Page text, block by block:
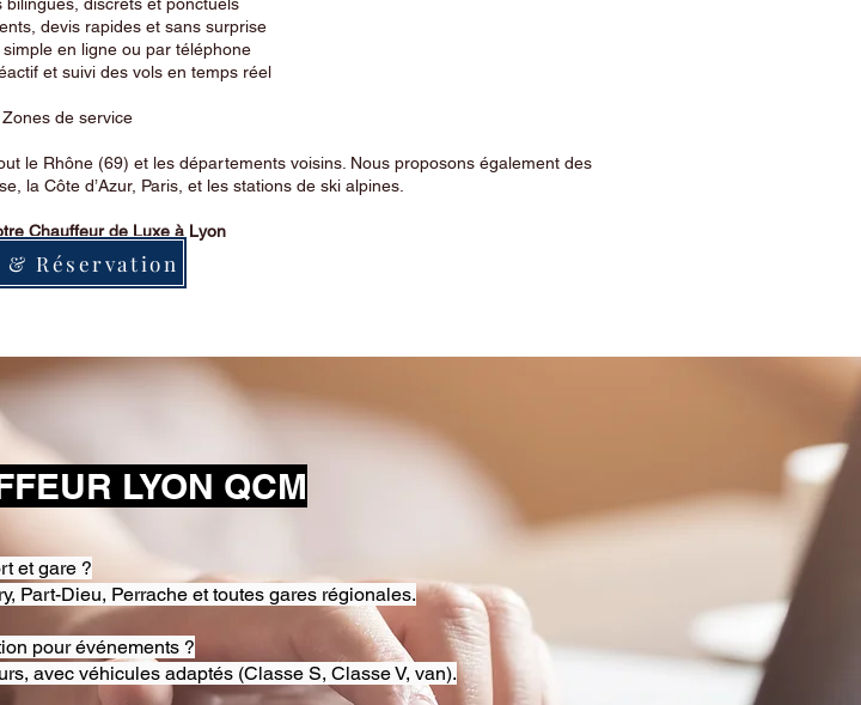
devis rapides et sans surprise
en ligne ou par téléphone
et suivi des vols en temps réel
Zones de service
le Rhône (69) et les départements voisins. Nous proposons également des
la Côte d’Azur, Paris, et les stations de ski alpines.
Chauffeur de Luxe à Lyon
& Réservation
LYON QCM
et gare ?
Part-Dieu, Perrache et toutes gares régionales.
pour événements ?
avec véhicules adaptés (Classe S, Classe V, van).